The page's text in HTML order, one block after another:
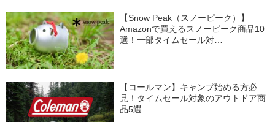
【Snow Peak（スノーピーク）】
Amazonで買えるスノーピーク商品10
選！一部タイムセール対…
【コールマン】キャンプ始める方必
見！タイムセール対象のアウトドア商
品5選